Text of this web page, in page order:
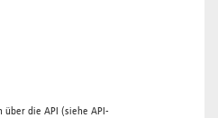
über die API (siehe API-